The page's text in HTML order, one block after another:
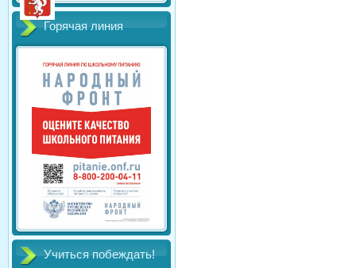
Горячая линия
Учиться побеждать!